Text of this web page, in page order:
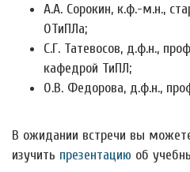
А.А. Сорокин, к.ф.-м.н.,
ОТиПЛа;
С.Г. Татевосов, д.ф.н.,
кафедрой ТиПЛ;
О.В. Федорова, д.ф.н.,
В ожидании встречи вы
изучить презентацию об